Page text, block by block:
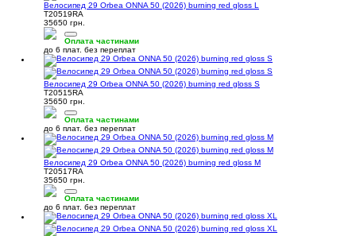
Велосипед 29 Orbea ONNA 50 (2026) burning red gloss L
T20519RA
35650 грн.
Оплата частинами
до 6 плат. без переплат
Велосипед 29 Orbea ONNA 50 (2026) burning red gloss S
T20515RA
35650 грн.
Оплата частинами
до 6 плат. без переплат
Велосипед 29 Orbea ONNA 50 (2026) burning red gloss M
T20517RA
35650 грн.
Оплата частинами
до 6 плат. без переплат